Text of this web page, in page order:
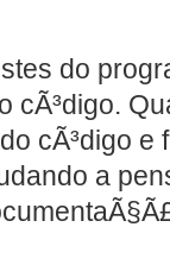
do
cÃ³digo.
cÃ³digo e
a